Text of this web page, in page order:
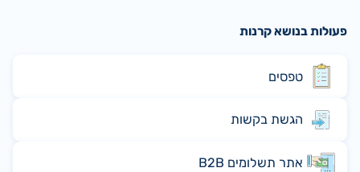
פעולות בנושא קרנות
טפסים
הגשת בקשות
אתר תשלומים B2B